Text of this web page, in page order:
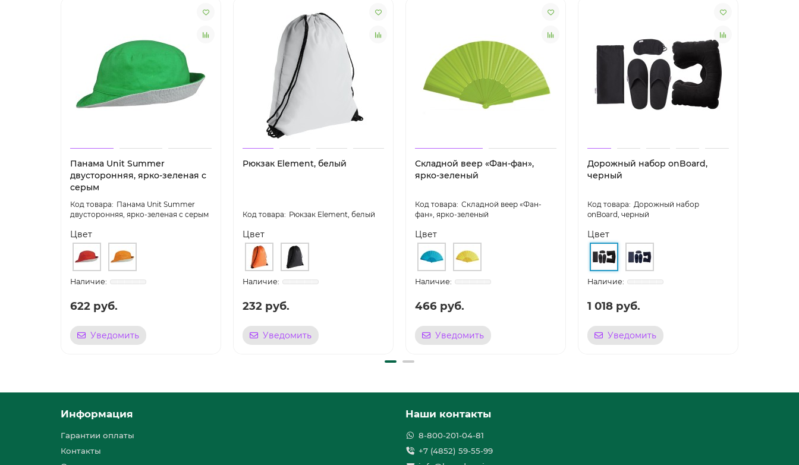
Панама Unit Summer
двусторонняя, ярко-зеленая с
серым
Панама Unit Summer
двусторонняя, ярко-зеленая с серым
Цвет
622 руб.
Уведомить
Рюкзак Element, белый
Рюкзак Element, белый
Цвет
232 руб.
Уведомить
Складной веер «Фан-фан»,
ярко-зеленый
Складной веер «Фан-
фан», ярко-зеленый
Цвет
466 руб.
Уведомить
Дорожный набор onBoard,
черный
Дорожный набор
onBoard, черный
Цвет
1 018 руб.
Уведомить
Информация
Гарантии оплаты
Контакты
Наши контакты
8-800-201-04-81
+7 (4852) 59-55-99